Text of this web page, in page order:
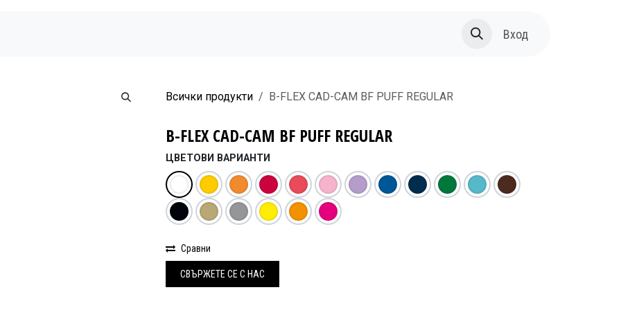
Вход
Всички продукти B-FLEX CAD-CAM BF PUFF REGULAR
B-FLEX CAD-CAM BF PUFF REGULAR
ЦВЕТОВИ ВАРИАНТИ
Сравни
СВЪРЖЕТ​Е СЕ С НАС